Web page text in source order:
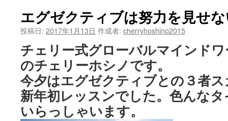
エグゼクティブは努力を見せ
投稿日: 2017年1月13日 作成者: cherryhoshino2015
チェリー式グローバルマインド
のチェリーホシノです。
今夕はエグゼクティブとの３者
新年初レッスンでした。色んな
いらっしゃいます。